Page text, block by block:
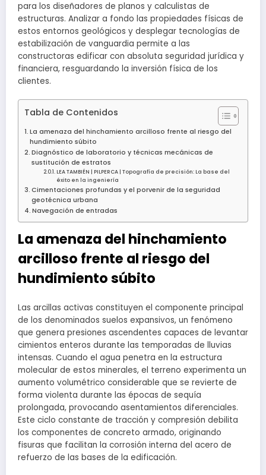
para los diseñadores de planos y calculistas de
estructuras. Analizar a fondo las propiedades físicas de
estos entornos geológicos y desplegar tecnologías de
estabilización de vanguardia permite a las
constructoras edificar con absoluta seguridad jurídica y
financiera, resguardando la inversión física de los
clientes.
Tabla de Contenidos
La amenaza del hinchamiento arcilloso frente al riesgo del
hundimiento súbito
Diagnóstico de laboratorio y técnicas mecánicas de
sustitución de estratos
LEA TAMBIÉN | PILPERCA | Topografía de precisión: La base del
éxito en la ingeniería
Cimentaciones profundas y el porvenir de la seguridad
geotécnica urbana
Navegación de entradas
La amenaza del hinchamiento
arcilloso frente al riesgo del
hundimiento súbito
Las arcillas activas constituyen el componente principal
de los denominados suelos expansivos, un fenómeno
que genera presiones ascendentes capaces de levantar
cimientos enteros durante las temporadas de lluvias
intensas. Cuando el agua penetra en la estructura
molecular de estos minerales, el terreno experimenta un
aumento volumétrico considerable que se revierte de
forma violenta durante las épocas de sequía
prolongada, provocando asentamientos diferenciales.
Este ciclo constante de tracción y compresión debilita
los componentes de concreto armado, originando
fisuras que facilitan la corrosión interna del acero de
refuerzo de las bases de la edificación.